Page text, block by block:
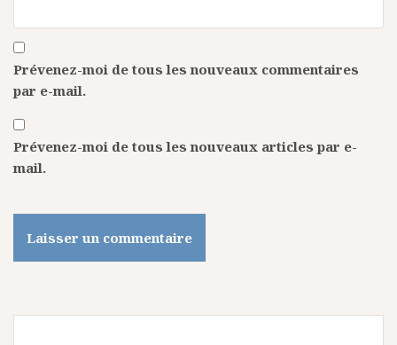
Prévenez-moi de tous les nouveaux commentaires
par e-mail.
Prévenez-moi de tous les nouveaux articles par e-
mail.